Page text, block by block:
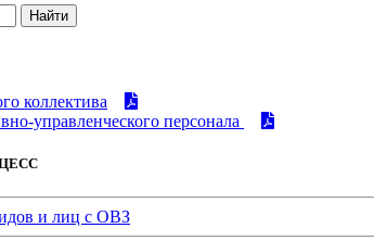
коллектива
управленческого персонала
и лиц с ОВЗ